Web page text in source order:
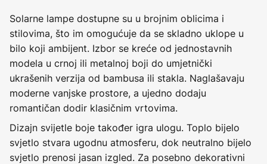
Solarne lampe dostupne su u brojnim oblicima i
stilovima, što im omogućuje da se skladno uklope u
bilo koji ambijent. Izbor se kreće od jednostavnih
modela u crnoj ili metalnoj boji do umjetnički
ukrašenih verzija od bambusa ili stakla. Naglašavaju
moderne vanjske prostore, a ujedno dodaju
romantičan dodir klasičnim vrtovima.
Dizajn svijetle boje također igra ulogu. Toplo bijelo
svjetlo stvara ugodnu atmosferu, dok neutralno bijelo
svjetlo prenosi jasan izgled. Za posebno dekorativni